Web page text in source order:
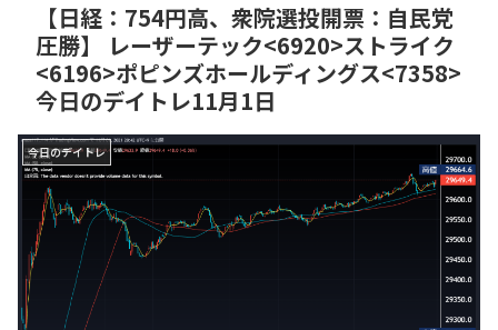
【日経：754円高、衆院選投開票：自民党
圧勝】 レーザーテック<6920>ストライク
<6196>ポピンズホールディングス<7358>
今日のデイトレ11月1日
今日のデイトレ